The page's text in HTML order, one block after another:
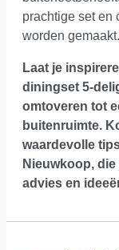
prachtige set en
worden gemaakt.
Laat je
diningset 5-
omtoveren tot
buitenruimte.
waardevolle
Nieuwkoop,
advies en